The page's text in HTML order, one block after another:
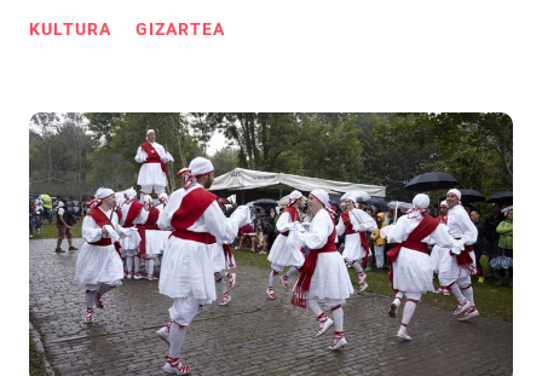
KULTURA GIZARTEA